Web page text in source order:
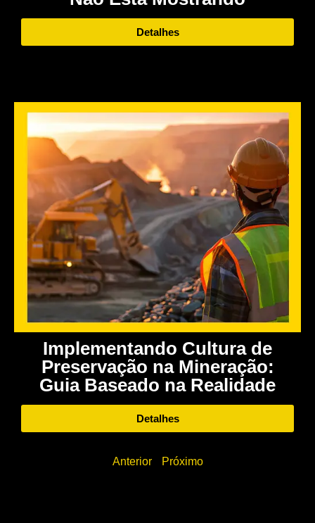
Detalhes
Implementando Cultura de
Preservação na Mineração:
Guia Baseado na Realidade
Detalhes
Anterior Próximo